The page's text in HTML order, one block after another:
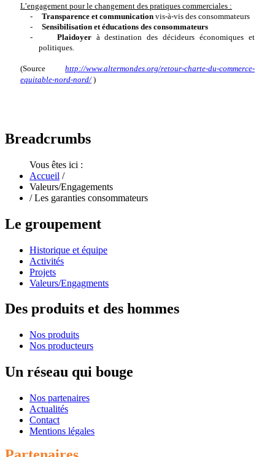
L’engagement pour le changement des pratiques commerciales :
-
Transparence et communication vis-à-vis des consommateurs
-
Sensibilisation et éducations des consommateurs
-
Plaidoyerà destination des décideurs économiques et
politiques.
(Source http://www.altermondes.org/retour-charte-du-commerce-
equitable-nord-nord/ )
Breadcrumbs
Vous êtes ici :
Accueil /
Valeurs/Engagements
/ Les garanties consommateurs
Le groupement
Historique et équipe
Activités
Projets
Valeurs/Engagments
Des produits et des hommes
Nos produits
Nos producteurs
Un réseau qui bouge
Nos partenaires
Actualités
Contact
Mentions légales